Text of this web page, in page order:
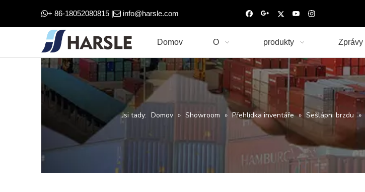
+ 86-18052080815 | info@harsle.com
Domov O produkty Zprávy
Jsi tady: Domov » Showroom » Přehlídka inventáře » Sešlápni brzdu »